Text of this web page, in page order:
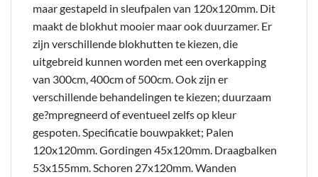
maar gestapeld in sleufpalen van 120x120mm. Dit
maakt de blokhut mooier maar ook duurzamer. Er
zijn verschillende blokhutten te kiezen, die
uitgebreid kunnen worden met een overkapping
van 300cm, 400cm of 500cm. Ook zijn er
verschillende behandelingen te kiezen; duurzaam
ge?mpregneerd of eventueel zelfs op kleur
gespoten. Specificatie bouwpakket; Palen
120x120mm. Gordingen 45x120mm. Draagbalken
53x155mm. Schoren 27x120mm. Wanden